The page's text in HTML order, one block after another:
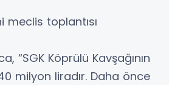
meclis toplantısı
“SGK Köprülü Kavşağının
milyon liradır. Daha önce